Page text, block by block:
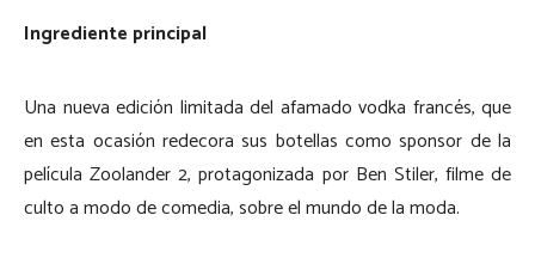
Ingrediente principal
Una nueva edición limitada del afamado vodka francés, que
en esta ocasión redecora sus botellas como sponsor de la
película Zoolander 2, protagonizada por Ben Stiler, filme de
culto a modo de comedia, sobre el mundo de la moda.